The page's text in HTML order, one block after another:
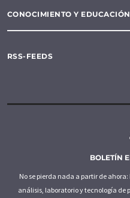
CONOCIMIENTO Y EDUCACIÓN
RSS-FEEDS
BOLETÍN
No se pierda nada a partir de
análisis, laboratorio y tecnología de